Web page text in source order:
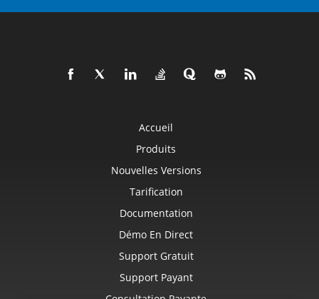
Accueil
Produits
Nouvelles Versions
Tarification
Documentation
Démo En Direct
Support Gratuit
Support Payant